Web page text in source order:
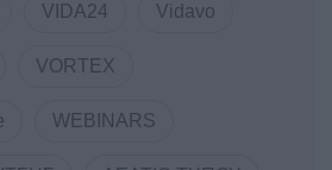
VIDA24 Vidavo
VORTEX
WEBINARS